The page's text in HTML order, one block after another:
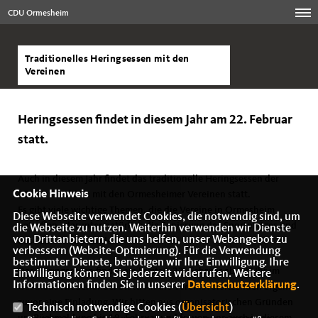
CDU Ormesheim
Traditionelles Heringsessen mit den
Vereinen
Heringsessen findet in diesem Jahr am 22. Februar
statt.
CDU Ormesheim mit den Ormesheimer Vereinen statt.
Es gibt viele wichtige Themen, die die Vereine in Ormesheim
betreffen, darunter natürlich die Sanierung des Sportplatzes und
des Saals Niederländer.
Das Heringsessen findet am Freitag, 22. Februar ab 19 Uhr im
Gasthaus Niederländer statt. An die Vereinsvorsitzenden ergeht
zuvor eine Einladung. Wir bitten aus organisatorischen Gründen
Cookie Hinweis
Diese Webseite verwendet Cookies, die notwendig sind, um
die Webseite zu nutzen. Weiterhin verwenden wir Dienste
von Drittanbietern, die uns helfen, unser Webangebot zu
verbessern (Website-Optmierung). Für die Verwendung
bestimmter Dienste, benötigen wir Ihre Einwilligung. Ihre
Einwilligung können Sie jederzeit widerrufen. Weitere
Informationen finden Sie in unserer Datenschutzerklärung.
Technisch notwendige Cookies (Übersicht)